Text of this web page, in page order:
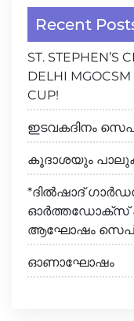
Recent
ST. STEPHEN’S
DELHI
CUP!
ഇടവകദിനം
കൂദാശയും
*ദിൽഷാദ്
ഓർത്തഡോക്സ്
ആഘോഷം
ഓണാഘോഷം